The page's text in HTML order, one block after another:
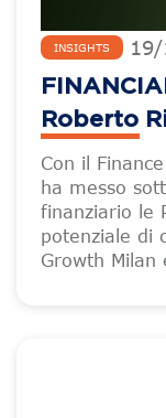
INSIGHTS 19/
Roberto
Con il
ha messo
finanziario le
potenziale di
Growth Milan